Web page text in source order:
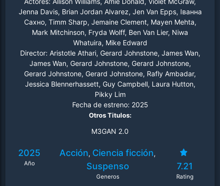
cuantas mejoras, haciéndola más rápida, más fuerte y
más letal.
Jenna Davis, Brian Jordan Alvarez, Jen Van Epps, Іванна
Сахно, Timm Sharp, Jemaine Clement, Mayen Mehta,
Mark Mitchinson, Fryda Wolff, Ben Van Lier, Niwa
Whatuira, Mike Edward
Director: Aristotle Athari, Gerard Johnstone, James Wan,
James Wan, Gerard Johnstone, Gerard Johnstone,
Gerard Johnstone, Gerard Johnstone, Rafly Ambadar,
Jessica Blennerhassett, Guy Campbell, Laura Hutton,
Pikky Lim
Fecha de estreno: 2025
Otros Titulos:
M3GAN 2.0
2025
Año
Acción, Ciencia ficción,
Suspenso
Generos
7.21
Rating